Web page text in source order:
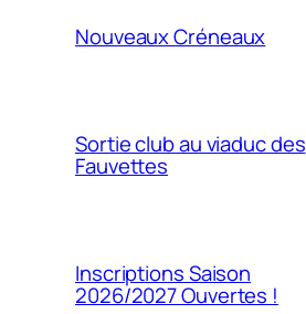
Nouveaux Créneaux
Sortie club au viaduc des
Fauvettes
Inscriptions Saison
2026/2027 Ouvertes !